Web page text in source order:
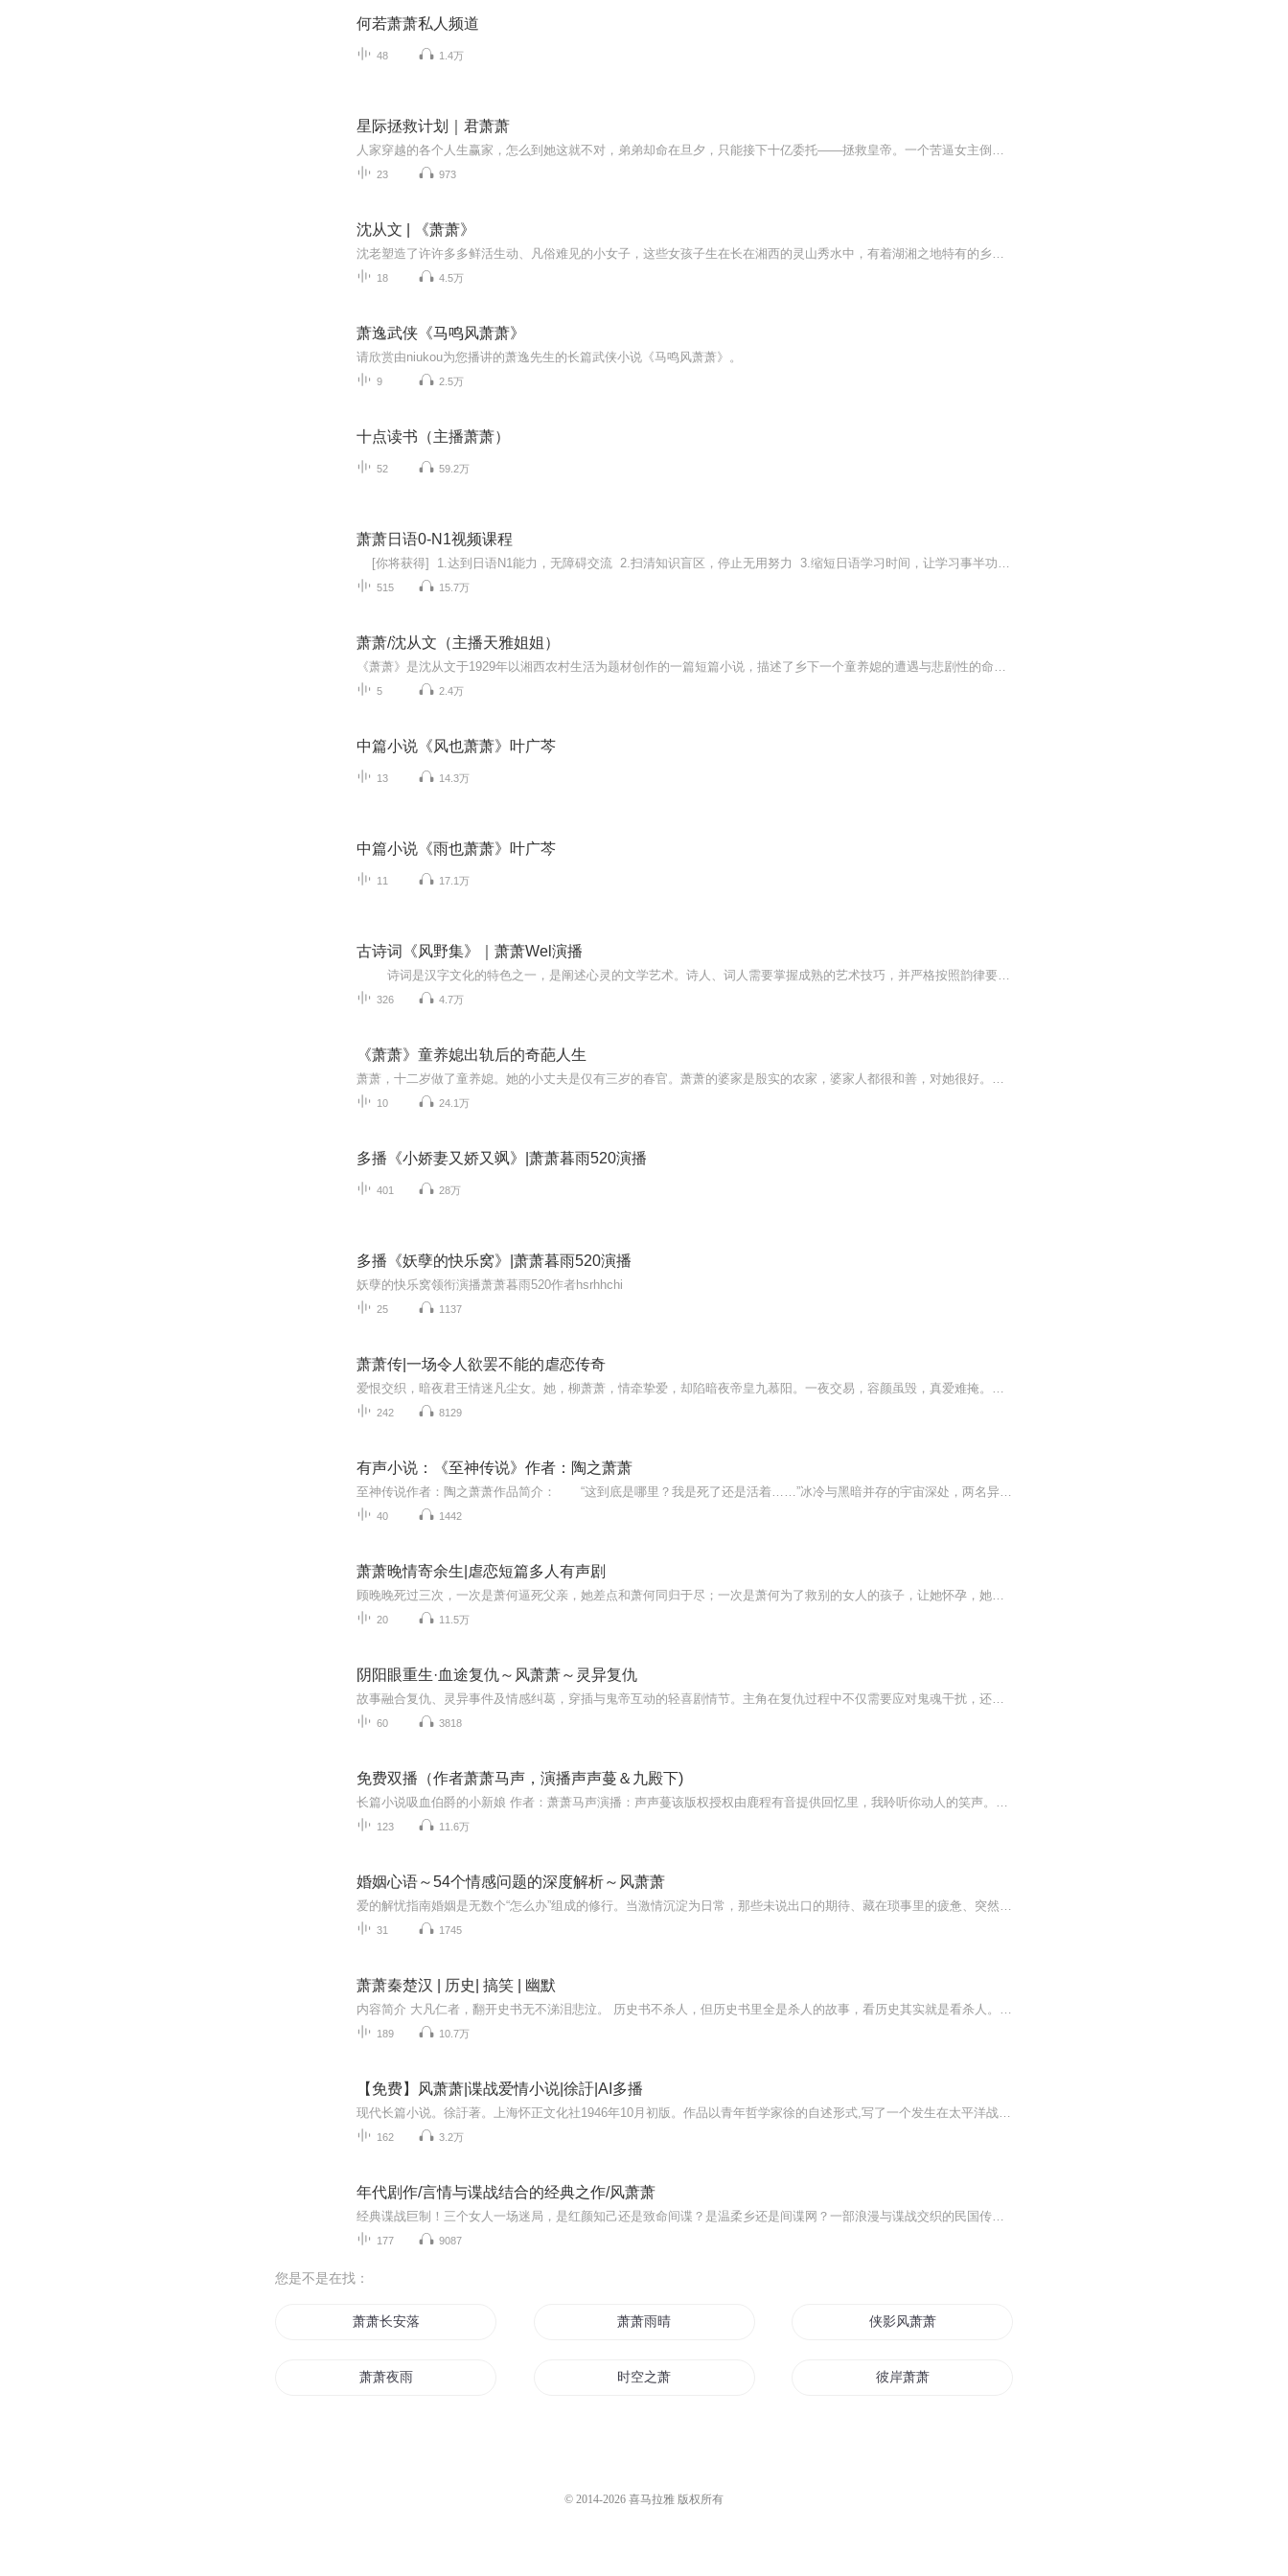
何若萧萧私人频道
48 1.4万
星际拯救计划｜君萧萧
人家穿越的各个人生赢家，怎么到她这就不对，弟弟却命在旦夕，只能接下十亿委托——拯救皇帝。一个苦逼女主倒霉倒霉再倒霉之后，杀野兽杀异形不断变强，拯救皇帝终于成为人生赢家的故事。
23 973
沈从文 | 《萧萧》
沈老塑造了许许多多鲜活生动、凡俗难见的小女子，这些女孩子生在长在湘西的灵山秀水中，有着湖湘之地特有的乡风民情，神秘清雅，仙灵动人。其间把特定的现实背景渗透在了字里行间，展露出这些女子在压抑的现实里的自由与选择。就让我们跟随沈老慧笔，走入...
18 4.5万
萧逸武侠《马鸣风萧萧》
请欣赏由niukou为您播讲的萧逸先生的长篇武侠小说《马鸣风萧萧》。
9 2.5万
十点读书（主播萧萧）
52 59.2万
萧萧日语0-N1视频课程
[你将获得] 1.达到日语N1能力，无障碍交流 2.扫清知识盲区，停止无用努力 3.缩短日语学习时间，让学习事半功倍 4.帮你建立属于你的日语思维 [适合人群] 1.每天都在死记硬背，却依然学不好日语的人 2.时间有限，找对缩减时间学日语方...
515 15.7万
萧萧/沈从文（主播天雅姐姐）
《萧萧》是沈从文于1929年以湘西农村生活为题材创作的一篇短篇小说，描述了乡下一个童养媳的遭遇与悲剧性的命运。小说表现了湘西民风的纯朴，展示了“不悖乎人性”即顺应自然人性的主题意蕴，同时也谴责了旧中国农村童养媳制度的愚昧与野蛮并对历史文化及民族性进行了深入的思考。小说《萧萧》语言清新自然，写景优美淡雅，具有浓郁的乡土特色；情节舒缓，细节丰富而微妙。
5 2.4万
中篇小说《风也萧萧》叶广芩
13 14.3万
中篇小说《雨也萧萧》叶广芩
11 17.1万
古诗词《风野集》｜萧萧Wel演播
诗词是汉字文化的特色之一，是阐述心灵的文学艺术。诗人、词人需要掌握成熟的艺术技巧，并严格按照韵律要求，用凝练的语言、绵密的章法、充沛的情感，以及丰富的意象来高度集中地表现社会生活和人类精神世界 李兵先生所著的这本《风...
326 4.7万
《萧萧》童养媳出轨后的奇葩人生
萧萧，十二岁做了童养媳。她的小丈夫是仅有三岁的春官。萧萧的婆家是殷实的农家，婆家人都很和善，对她很好。做媳妇的萧萧一面照料小丈夫，一面做家务，日子过得很平淡，很知足。萧萧十五岁时，被婆家的工人花狗引诱做了“坏事”……按照湘西旧风俗，这种...
10 24.1万
多播《小娇妻又娇又飒》|萧萧暮雨520演播
401 28万
多播《妖孽的快乐窝》|萧萧暮雨520演播
妖孽的快乐窝领衔演播萧萧暮雨520作者hsrhhchi
25 1137
萧萧传|一场令人欲罢不能的虐恋传奇
爱恨交织，暗夜君王情迷凡尘女。她，柳萧萧，情牵挚爱，却陷暗夜帝皇九慕阳。一夜交易，容颜虽毁，真爱难掩。局中局，情归何处？他，颠覆人间，唯求她心，却错把心脏当真爱。生死相随，湖底共眠，真相大白，痛彻心扉。爱恨情仇，爆点连连，邀您共赏！
242 8129
有声小说：《至神传说》作者：陶之萧萧
至神传说作者：陶之萧萧作品简介： “这到底是哪里？我是死了还是活着……”冰冷与黑暗并存的宇宙深处，两名异常高大、令人毛骨悚然的怪人拉着一名五花大绑的男子，吃力而又缓慢的向前飘动着，他们究竟是前往阴曹地府，还是九天仙界，是亘古长存，还是...
40 1442
萧萧晚情寄余生|虐恋短篇多人有声剧
顾晚晚死过三次，一次是萧何逼死父亲，她差点和萧何同归于尽；一次是萧何为了救别的女人的孩子，让她怀孕，她差点死在手术台上；最后一次是她身患绝症，最终死在萧何的怀里。她受尽了世间重重痛苦，可命运终究是亏待了她...
20 11.5万
阴阳眼重生·血途复仇～风萧萧～灵异复仇
故事融合复仇、灵异事件及情感纠葛，穿插与鬼帝互动的轻喜剧情节。主角在复仇过程中不仅需要应对鬼魂干扰，还需与多方势力周旋，展现生存智慧与果敢决断。
60 3818
免费双播（作者萧萧马声，演播声声蔓＆九殿下)
长篇小说吸血伯爵的小新娘 作者：萧萧马声演播：声声蔓该版权授权由鹿程有音提供回忆里，我聆听你动人的笑声。耳边微微吹过的风会把你的罗裙轻轻带起，我不怀好意地笑着向你看去，你会红着脸撅着小嘴过来轻轻捶打我。那是四百年前，那时的我应该还是会笑，...
123 11.6万
婚姻心语～54个情感问题的深度解析～风萧萧
爱的解忧指南婚姻是无数个“怎么办”组成的修行。当激情沉淀为日常，那些未说出口的期待、藏在琐事里的疲惫、突然爆发的争吵，都可能让亲密关系陷入迷雾。《婚姻心语》不是答案之书，而是一盏灯——用54个真实案例，陪你看清爱的本质：它需要勇气，更需要...
31 1745
萧萧秦楚汉 | 历史| 搞笑 | 幽默
内容简介 大凡仁者，翻开史书无不涕泪悲泣。 历史书不杀人，但历史书里全是杀人的故事，看历史其实就是看杀人。 本人每次翻阅史籍，都要先虔诚地合掌默念三声阿弥陀佛，以示对亡灵的尊重。 下面的故事发生在二千多年前，在那短短几十年间，中国王权的最高...
189 10.7万
【免费】风萧萧|谍战爱情小说|徐訏|AI多播
现代长篇小说。徐訏著。上海怀正文化社1946年10月初版。作品以青年哲学家徐的自述形式,写了一个发生在太平洋战争前后的上海的间谍斗争和爱情故事。在上海“孤岛”,环境使徐无法从事他的美与善的哲学研究,因而不得不常在舞厅、酒吧寻求暂时的麻醉。他偶然救...
162 3.2万
年代剧作/言情与谍战结合的经典之作/风萧萧
经典谍战巨制！三个女人一场迷局，是红颜知己还是致命间谍？是温柔乡还是间谍网？一部浪漫与谍战交织的民国传奇，一场爱与欺骗的帷幕正缓缓拉开。
177 9087
您是不是在找：
萧萧长安落 萧萧雨晴 侠影风萧萧
萧萧夜雨 时空之萧 彼岸萧萧
© 2014-2026 喜马拉雅 版权所有